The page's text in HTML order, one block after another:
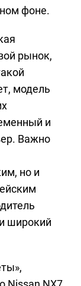
фоне.
рынок,
модель
и
Важно
но и
широкий